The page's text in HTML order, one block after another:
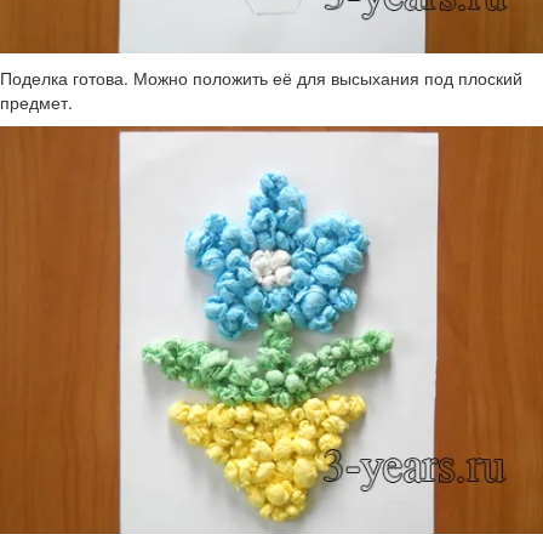
Поделка готова. Можно положить её для высыхания под плоский
предмет.